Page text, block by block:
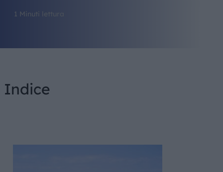
1 Minuti lettura
Indice